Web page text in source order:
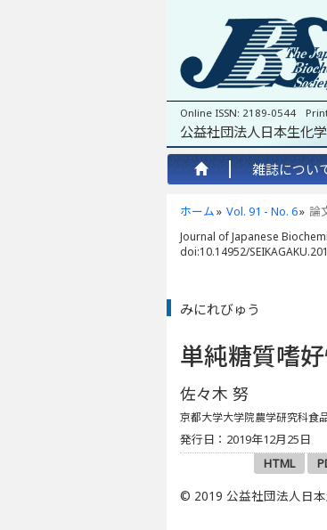
Online ISSN: 2189-0544
公益社団法人日本生化
雑誌につい
ホーム Vol. 91 - No. 6 論
Journal of Japanese
doi:10.14952/
みにれびゅう
単純糖質嗜
佐々木 努
京都大学大学院農学研究科食
発行日：2019年12月25日
HTML
© 2019 公益社団法人日